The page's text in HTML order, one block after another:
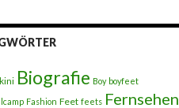
Biografie Boy boyfeet
Fashion Feet feets Fernsehen